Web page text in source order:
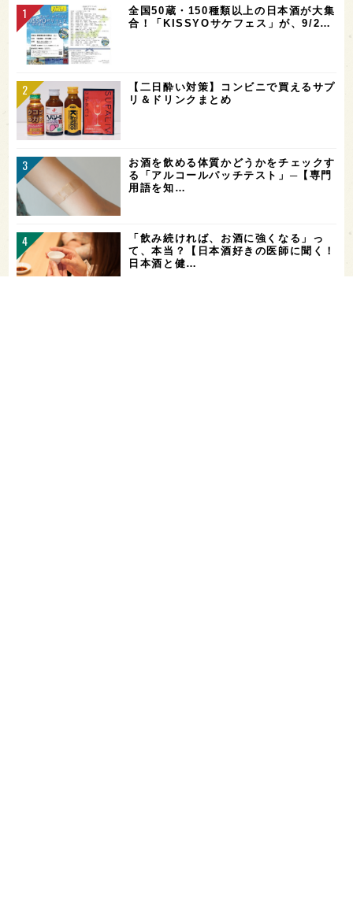
全国50蔵・150種類以上の日本酒が大集
合！「KISSYOサケフェス」が、9/2…
【二日酔い対策】コンビニで買えるサプ
リ＆ドリンクまとめ
お酒を飲める体質かどうかをチェックす
る「アルコールパッチテスト」─【専門
用語を知…
「飲み続ければ、お酒に強くなる」っ
て、本当？【日本酒好きの医師に聞く！
日本酒と健…